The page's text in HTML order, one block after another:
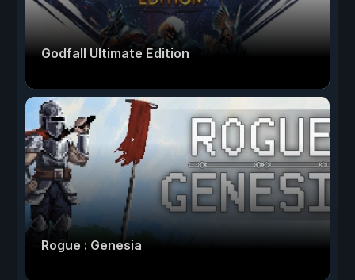
Godfall Ultimate Edition
Rogue : Genesia